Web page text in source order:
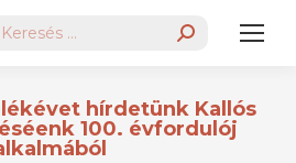
hírdetünk Kallós
100. évfordulój